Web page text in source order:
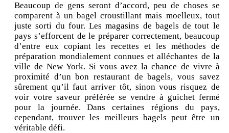
Beaucoup de gens seront d’accord, peu de choses se
comparent à un bagel croustillant mais moelleux, tout
juste sorti du four. Les magasins de bagels de tout le
pays s’efforcent de le préparer correctement, beaucoup
d’entre eux copiant les recettes et les méthodes de
préparation mondialement connues et alléchantes de la
ville de New York. Si vous avez la chance de vivre à
proximité d’un bon restaurant de bagels, vous savez
sûrement qu’il faut arriver tôt, sinon vous risquez de
voir votre saveur préférée se vendre à guichet fermé
pour la journée. Dans certaines régions du pays,
cependant, trouver les meilleurs bagels peut être un
véritable défi.